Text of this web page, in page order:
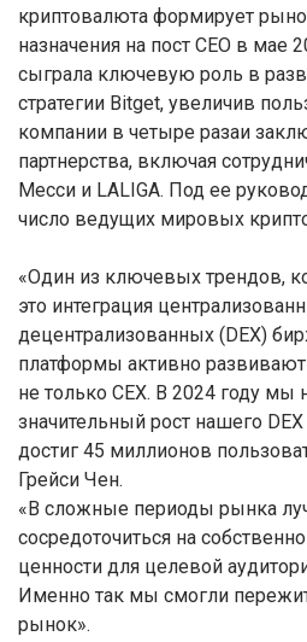
криптовалюта формирует
назначения на пост CEO в мае
сыграла ключевую роль в
стратегии Bitget, увеличив
компании в четыре разаи
партнерства, включая
Месси и LALIGA. Под ее
число ведущих мировых
«Один из ключевых трендов,
это интеграция
децентрализованных (DEX)
платформы активно
не только CEX. В 2024 году мы
значительный рост нашего
достиг 45 миллионов
Грейси Чен.
«В сложные периоды рынка
сосредоточиться на
ценности для целевой
Именно так мы смогли
рынок».